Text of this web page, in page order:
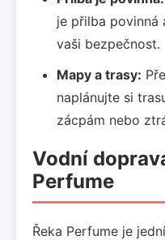
je přilba povinná
vaši bezpečnost.
Mapy a trasy:
naplánujte si
zácpám nebo
Vodní
Perfume
Řeka Perfume je